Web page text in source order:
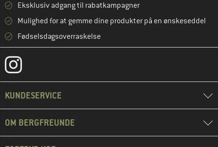
Eksklusiv adgang til rabatkampagner
Mulighed for at gemme dine produkter på en ønskeseddel
Fødselsdagsoverraskelse
KUNDESERVICE
OM BERGFREUNDE